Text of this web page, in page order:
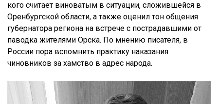
кого считает виноватым в ситуации, сложившейся в
Оренбургской области, а также оценил тон общения
губернатора региона на встрече с пострадавшими от
паводка жителями Орска. По мнению писателя, в
России пора вспомнить практику наказания
чиновников за хамство в адрес народа.